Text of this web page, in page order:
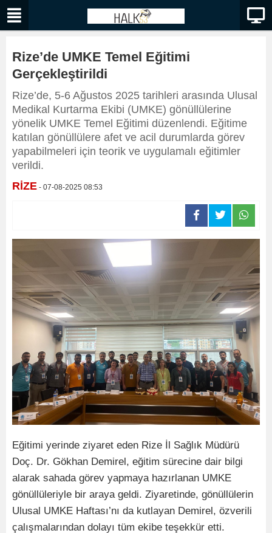
Rize’de UMKE Temel Eğitimi
Gerçekleştirildi
Rize’de, 5-6 Ağustos 2025 tarihleri arasında Ulusal
Medikal Kurtarma Ekibi (UMKE) gönüllülerine
yönelik UMKE Temel Eğitimi düzenlendi. Eğitime
katılan gönüllülere afet ve acil durumlarda görev
yapabilmeleri için teorik ve uygulamalı eğitimler
verildi.
RİZE - 07-08-2025 08:53
Eğitimi yerinde ziyaret eden Rize İl Sağlık Müdürü
Doç. Dr. Gökhan Demirel, eğitim sürecine dair bilgi
alarak sahada görev yapmaya hazırlanan UMKE
gönüllüleriyle bir araya geldi. Ziyaretinde, gönüllülerin
Ulusal UMKE Haftası’nı da kutlayan Demirel, özverili
çalışmalarından dolayı tüm ekibe teşekkür etti.